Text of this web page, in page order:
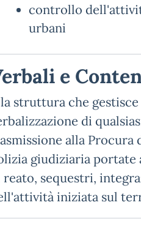
controllo
urbani
e
struttura che
di
alla Procura
giudiziaria portate
reato, sequestri,
iniziata sul